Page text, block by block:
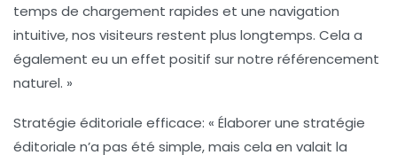
temps de chargement rapides et une navigation
intuitive, nos visiteurs restent plus longtemps. Cela a
également eu un effet positif sur notre référencement
naturel. »
Stratégie éditoriale efficace: « Élaborer une stratégie
éditoriale n’a pas été simple, mais cela en valait la